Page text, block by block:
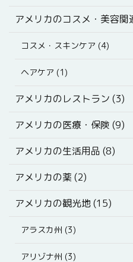
アメリカのコスメ・美容関
コスメ・スキンケア (4)
ヘアケア (1)
アメリカのレストラン (3)
アメリカの医療・保険 (9)
アメリカの生活用品 (8)
アメリカの薬 (2)
アメリカの観光地 (15)
アラスカ州 (3)
アリゾナ州 (3)